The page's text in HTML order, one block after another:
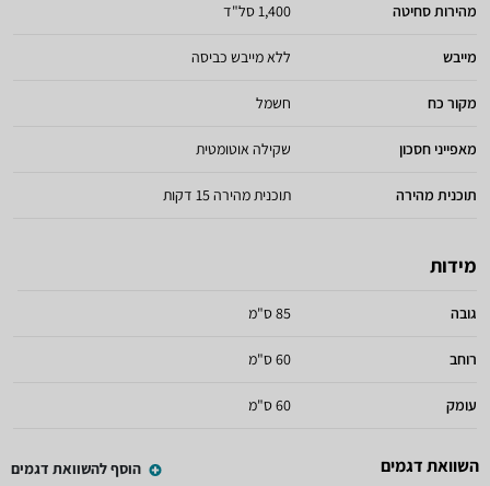
מהירות סחיטה 1,400 סל"ד
מייבש ללא מייבש כביסה
מקור כח חשמל
מאפייני חסכון שקילה אוטומטית
תוכנית מהירה תוכנית מהירה 15 דקות
מידות
גובה 85 ס"מ
רוחב 60 ס"מ
עומק 60 ס"מ
השוואת דגמים הוסף להשוואת דגמים